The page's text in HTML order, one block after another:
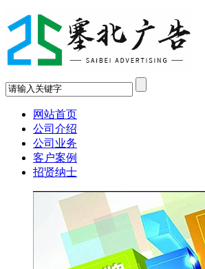
网站首页
公司介绍
公司业务
客户案例
招贤纳士